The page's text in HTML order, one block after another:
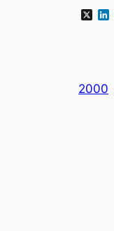
X
2000